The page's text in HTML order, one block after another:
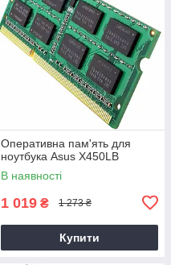
Оперативна пам'ять для
ноутбука Asus X450LB
В наявності
1 019 ₴ 1 273 ₴
Купити